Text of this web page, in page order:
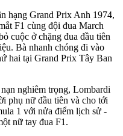
hạng Grand Prix Anh 1974,
F1 cùng đội đua March
cuộc ở chặng đua đầu tiên
Bà nhanh chóng đi vào
hai tại Grand Prix Tây Ban
nghiêm trọng, Lombardi
phụ nữ đầu tiên và cho tới
1 với nửa điểm lịch sử -
nữ tay đua F1.